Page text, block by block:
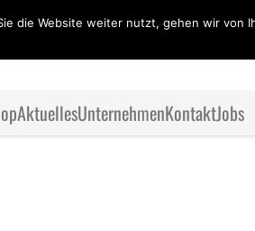
AktuellesUnternehmenKontaktJobs
die Website weiter nutzt, gehen wir von